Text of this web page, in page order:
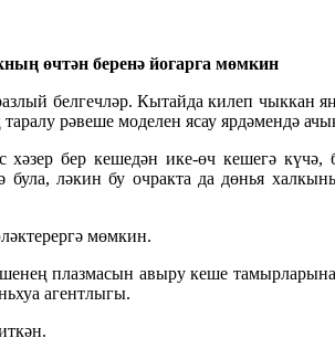
өчтән беренә йогарга мөмкин
белгечләр. Кытайда килеп чыккан
рәвеше моделен ясау ярдәмендә
бер кешедән ике-өч кешегә
була, ләкин бу очракта да дөнья
мөмкин.
плазмасын авыру кеше
агентлыгы.